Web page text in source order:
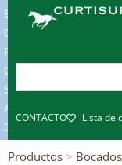
ENVIOS
GRATIS
POR
COMPRAS
SUPERIORES
A
300€*
CONTACTO Lista de
Productos >